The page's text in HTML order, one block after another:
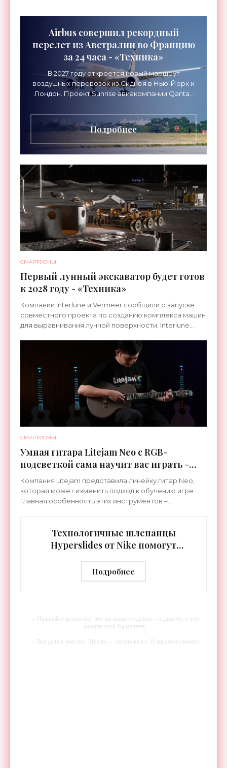
Airbus совершил рекордный
перелет из Австралии во Францию
за 24 часа - «Техника»
В 2027 году откроется новый маршрут
воздушных перевозок из Сиднея в Нью-Йорк и
Лондон. Проект Sunrise авиакомпании Qantas
длительностью до 24
Подробнее
СМАРТФОНЫ
Первый лунный экскаватор будет готов
к 2028 году - «Техника»
Компании Interlune и Vermeer сообщили о запуске
совместного проекта по созданию комплекса машин
для выравнивания лунной поверхности. Interlune
СМАРТФОНЫ
Умная гитара Litejam Neo с RGB-
подсветкой сама научит вас играть -
«Гаджеты»
Компания Litejam представила линейку гитар Neo,
которая может изменить подход к обучению игре.
Главная особенность этих инструментов –
Технологичные шлепанцы
Hyperslides от Nike помогут
тренировки - «Гаджеты»
Подробнее
-- Начинайте делать все, что вы можете сделать – и даже то, о чем
можете хотя бы мечтать.
-- Все дело в мыслях. Мысль — начало всего. И мыслями можно